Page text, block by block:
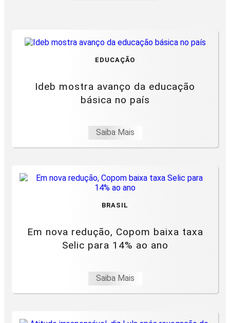
EDUCAÇÃO
Ideb mostra avanço da educação
básica no país
Saiba Mais
BRASIL
Em nova redução, Copom baixa taxa
Selic para 14% ao ano
Saiba Mais